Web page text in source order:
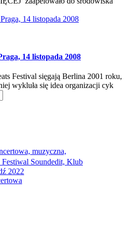
14 listopada 2008
Festival sięgają Berlina 2001 roku,
wykluła się idea organizacji cyk